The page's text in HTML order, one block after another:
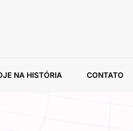
NA HISTÓRIA CONTATO